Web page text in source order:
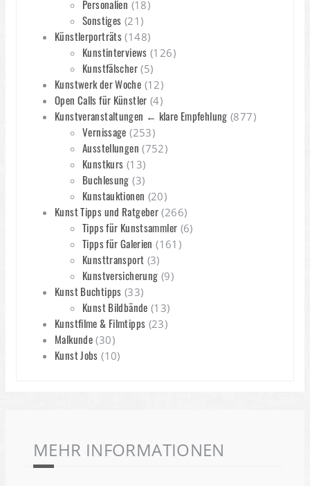
Personalien (18)
Sonstiges (21)
Künstlerporträts (148)
Kunstinterviews (126)
Kunstfälscher(5)
Kunstwerk der Woche (12)
Open Calls für Künstler (4)
Kunstveranstaltungen ← klare Empfehlung (877)
Vernissage (253)
Ausstellungen (752)
Kunstkurs (13)
Buchlesung (3)
Kunstauktionen (20)
Kunst Tipps und Ratgeber (266)
Tipps für Kunstsammler (6)
Tipps für Galerien (161)
Kunsttransport (3)
Kunstversicherung (9)
Kunst Buchtipps (33)
Kunst Bildbände (13)
Kunstfilme & Filmtipps (23)
Malkunde (30)
Kunst Jobs (10)
MEHR INFORMATIONEN